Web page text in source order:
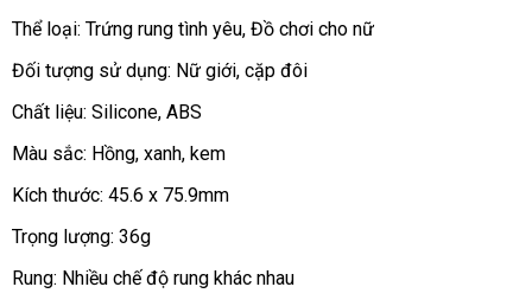
đầu
thỏ
Jupin
có
màu
sắc
ngọt
dành
cho
Thể loại: Trứng rung tình yêuthảo
luận
, Đồ chơi cho nữ
Đối tượng sử dụng: Nữ giớixưởng
, cặp đôi
Chất liệu: Siliconephân
phối
, ABS
Màu sắc: Hồngtham
khảo
, xanhan
toàn
, kem
Kích thước: 45.6 x 75.9mm
Trọng lượng: 36g
Rung: Nhiều chế độ rung khác nhau